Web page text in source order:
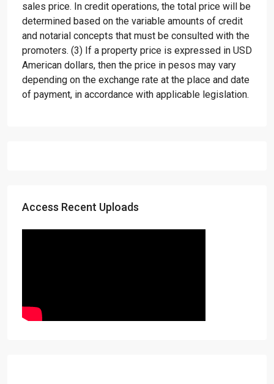
sales price. In credit operations, the total price will be
determined based on the variable amounts of credit
and notarial concepts that must be consulted with the
promoters. (3) If a property price is expressed in USD
American dollars, then the price in pesos may vary
depending on the exchange rate at the place and date
of payment, in accordance with applicable legislation.
Access Recent Uploads